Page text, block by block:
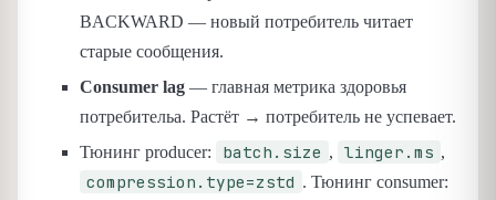
BACKWARD — новый потребитель читает
старые сообщения.
Consumer lag — главная метрика здоровья
потребительа. Растёт → потребитель не успевает.
Тюнинг producer:
batch.size , linger.ms ,
compression.type=zstd . Тюнинг consumer: